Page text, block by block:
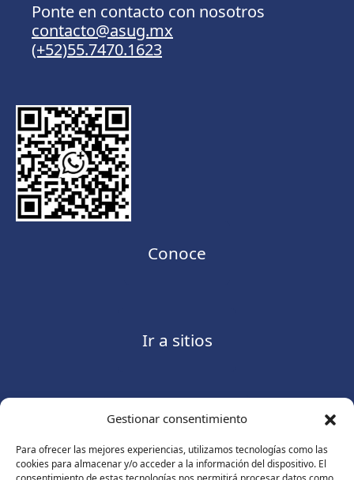
Gestionar consentimiento
Para ofrecer las mejores experiencias, utilizamos tecnologías como las
cookies para almacenar y/o acceder a la información del dispositivo. El
Ponte en contacto con nosotros
contacto@asug.mx
(+52)55.7470.1623
Conoce
Ir a sitios
Contáctanos